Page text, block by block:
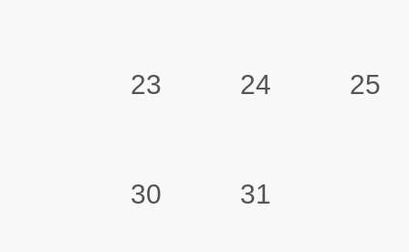
23 24 25
30 31